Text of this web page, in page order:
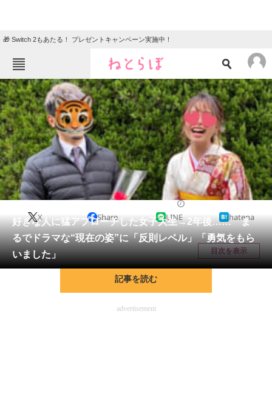
🎁 Switch 2もあたる！ プレゼントキャンペーン実施中！
ねとらぼメニュー
TOP ニュース
エンタメ クイズ
グルメ 地域
住まい 教育・育児
動物 リサーチ
会員記事
メディア
注目記事を集めた総合ページ
好きな人に猛アプローチした女子大生→2年後…… ま
るでドラマな“現在の姿”に「反則レベル」「勇気をもら
いました」
X Share LINE hatena
目次を表示
記事を読む
advertisement